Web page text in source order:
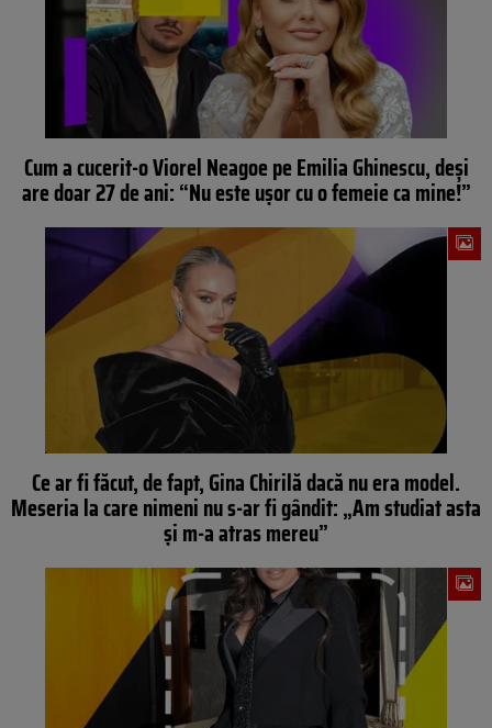
Cum a cucerit-o Viorel Neagoe pe Emilia Ghinescu, deși
are doar 27 de ani: “Nu este ușor cu o femeie ca mine!”
Ce ar fi făcut, de fapt, Gina Chirilă dacă nu era model.
Meseria la care nimeni nu s-ar fi gândit: „Am studiat asta
și m-a atras mereu”